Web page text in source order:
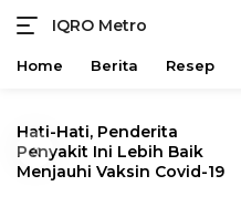
content
IQRO Metro
Lets
Bright
Home Berita Resep
«
Hati-Hati, Penderita
Penyakit Ini Lebih Baik
Menjauhi Vaksin Covid-19